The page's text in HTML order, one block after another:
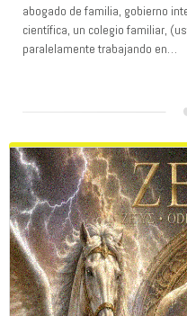
abogado de familia, gobierno
científica, un colegio familiar,
paralelamente trabajando en…